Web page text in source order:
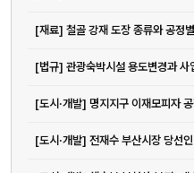
[법규] 관광숙박시설 용도변경과 사